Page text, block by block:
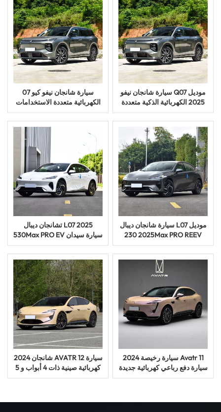
سيارة شانجان نيفو كيو 07
الكهربائية متعددة الاستخدامات
موديل 2025 للبيع
سيارة شانجان نيفو Q07 موديل
2025 الكهربائية الذكية متعددة
الاستخدامات ذات الخمسة
مقاعد والمدى الطويل
تشانجان ديبال L07 2025
530Max PRO EV سيارة سيدان
كهربائية نقية طويلة المدى
سيارة شانجان ديبال L07 موديل
2025 230Max PRO REEV
الكهربائية الهجينة سيدان الذكية
المستعملة
2024 شانجان AVATR 12 سيارة
كهربائية صينية ذات 4 أبواب و 5
مقاعد
سيارة رخيصة 2024 Avatr 11
سيارة دفع رباعي كهربائية جديدة
للطاقة للبالغين سيارة مستعملة